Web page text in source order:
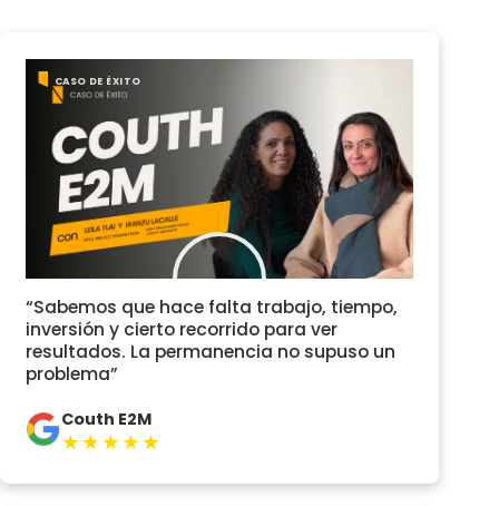
CASO DE ÉXITO
“Sabemos que hace falta trabajo, tiempo,
inversión y cierto recorrido para ver
resultados. La permanencia no supuso un
problema”
Couth E2M
★★★★★